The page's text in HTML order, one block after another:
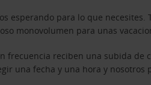
esperando para lo que
monovolumen para unas
frecuencia reciben una subida
una fecha y una hora y